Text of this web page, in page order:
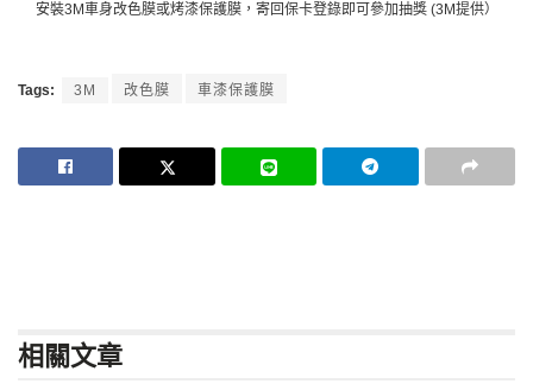
安裝3M車身改色膜或烤漆保護膜，寄回保卡登錄即可參加抽獎 (3M提供）
Tags: 3M 改色膜 車漆保護膜
相關文章